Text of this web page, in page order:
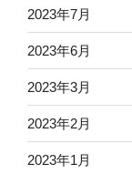
2023年7月
2023年6月
2023年3月
2023年2月
2023年1月